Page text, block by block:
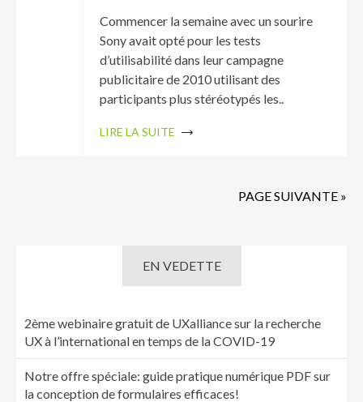
Commencer la semaine avec un sourire
Sony avait opté pour les tests
d’utilisabilité dans leur campagne
publicitaire de 2010 utilisant des
participants plus stéréotypés les..
LIRE LA SUITE
PAGE SUIVANTE »
EN VEDETTE
2ème webinaire gratuit de UXalliance sur la recherche
UX à l’international en temps de la COVID-19
Notre offre spéciale: guide pratique numérique PDF sur
la conception de formulaires efficaces!